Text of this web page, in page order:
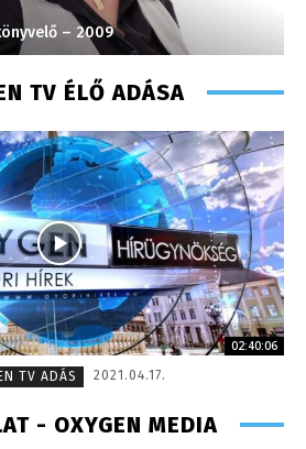
– 2009
TV ÉLŐ ADÁSA
02:40:06
TV ADÁS
2021.04.17.
- OXYGEN MEDIA